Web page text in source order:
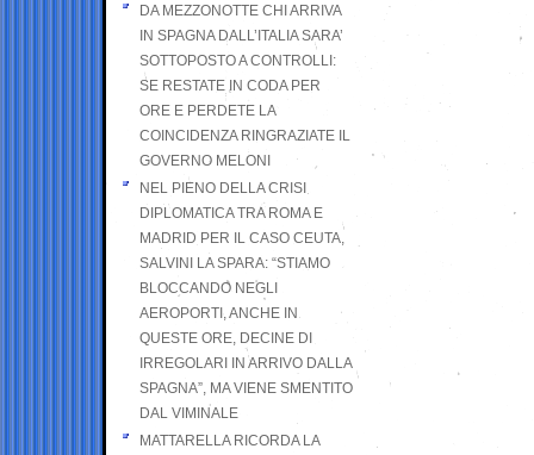
DA MEZZONOTTE CHI ARRIVA
IN SPAGNA DALL’ITALIA SARA’
SOTTOPOSTO A CONTROLLI:
SE RESTATE IN CODA PER
ORE E PERDETE LA
COINCIDENZA RINGRAZIATE IL
GOVERNO MELONI
NEL PIENO DELLA CRISI
DIPLOMATICA TRA ROMA E
MADRID PER IL CASO CEUTA,
SALVINI LA SPARA: “STIAMO
BLOCCANDO NEGLI
AEROPORTI, ANCHE IN
QUESTE ORE, DECINE DI
IRREGOLARI IN ARRIVO DALLA
SPAGNA”, MA VIENE SMENTITO
DAL VIMINALE
MATTARELLA RICORDA LA